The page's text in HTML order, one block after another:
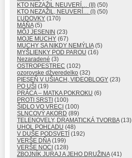
KTO NEZAŽIL NEUVERÍ… (II) (50)
KTO NEZAŽIL, NEUVERÍ… (I) (50)
ĽUDOVKY (170)
MÁŇA(5)
MÔJ JESENIN (23)
MOJE MUCHY (67)
MUCHY SA NIKDY NEMÝLIA(5)
MYŠLIENKY POD PAROU (16)
Nezaradené (3)
OSTROPESTREC (102)
ozorovske džveredelko (32)
PIESEŇ V UŠIACH, VIDEOBLOGY (23)
PO UŠI (19)
PRÁCA – MATKA POKROKU (6)
PROTI SRSTI (100)
ŠIDLO VO VRECI (100)
SLNCOVÝ AKORD (89)
TELENOVELY, DRAMATICKÁ TVORBA(13)
UHOL POHĽADU (48)
V DUŠE PODSVETÍ (192)
VERŠE DŇA(199)
VERŠE NOCI (128)
ZBOJNÍK JURAJ A JEHO DRUŽINA(41)